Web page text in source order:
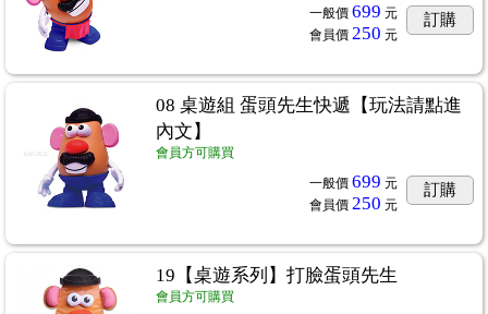
...65
一般價 699 元
會員價 250 元
訂購
08 桌遊組 蛋頭先生快遞【玩法請點進
內文】
會員方可購買
一般價 699 元
會員價 250 元
訂購
19【桌遊系列】打臉蛋頭先生
會員方可購買